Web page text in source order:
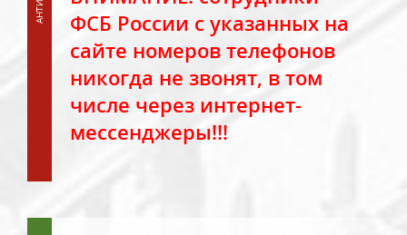
ФСБ России с указанных на
сайте номеров телефонов
никогда не звонят, в том
числе через интернет-
мессенджеры!!!